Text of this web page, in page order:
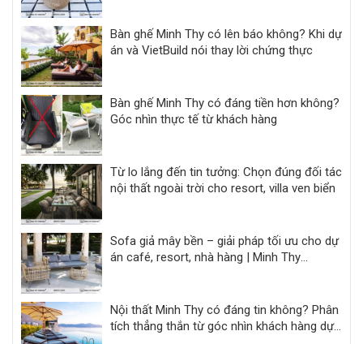
Bàn ghế Minh Thy có lên báo không? Khi dự
án và VietBuild nói thay lời chứng thực
Bàn ghế Minh Thy có đáng tiền hơn không?
Góc nhìn thực tế từ khách hàng
Từ lo lắng đến tin tưởng: Chọn đúng đối tác
nội thất ngoài trời cho resort, villa ven biển
Sofa giả mây bền – giải pháp tối ưu cho dự
án café, resort, nhà hàng | Minh Thy
Nội thất Minh Thy có đáng tin không? Phân
tích thẳng thắn từ góc nhìn khách hàng dự